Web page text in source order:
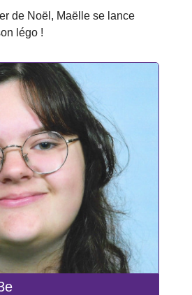
de Noël, Maëlle se lance
légo !